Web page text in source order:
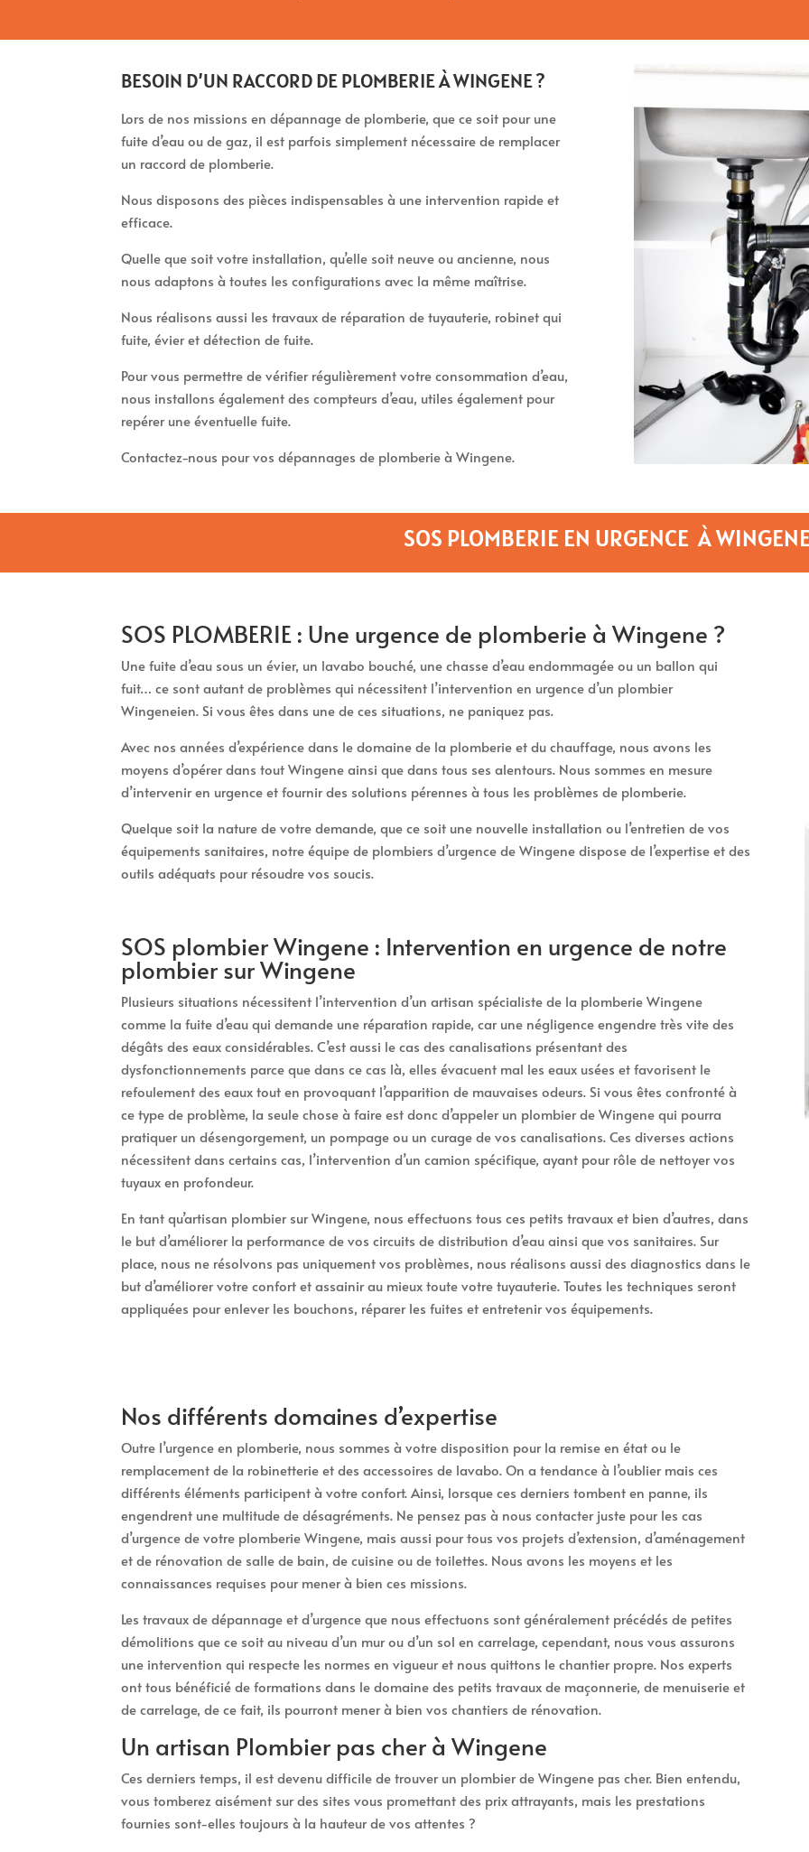
BESOIN D’UN RACCORD DE PLOMBERIE À WINGENE ?
Lors de nos missions en dépannage de plomberie, que ce soit pour une
fuite d’eau ou de gaz, il est parfois simplement nécessaire de remplacer
un raccord de plomberie.
Nous disposons des pièces indispensables à une intervention rapide et
efficace.
Quelle que soit votre installation, qu’elle soit neuve ou ancienne, nous
nous adaptons à toutes les configurations avec la même maîtrise.
Nous réalisons aussi les travaux de réparation de tuyauterie, robinet qui
fuite, évier et détection de fuite.
Pour vous permettre de vérifier régulièrement votre consommation d’eau,
nous installons également des compteurs d’eau, utiles également pour
repérer une éventuelle fuite.
Contactez-nous pour vos dépannages de plomberie à Wingene.
SOS PLOMBERIE EN URGENCE À
SOS PLOMBERIE : Une urgence de plomberie à Wingene ?
Une fuite d’eau sous un évier, un lavabo bouché, une chasse d’eau endommagée ou un ballon qui
fuit… ce sont autant de problèmes qui nécessitent l’intervention en urgence d’un plombier
Wingeneien. Si vous êtes dans une de ces situations, ne paniquez pas.
Avec nos années d’expérience dans le domaine de la plomberie et du chauffage, nous avons les
moyens d’opérer dans tout Wingene ainsi que dans tous ses alentours. Nous sommes en mesure
d’intervenir en urgence et fournir des solutions pérennes à tous les problèmes de plomberie.
Quelque soit la nature de votre demande, que ce soit une nouvelle installation ou l’entretien de vos
équipements sanitaires, notre équipe de plombiers d’urgence de Wingene dispose de l’expertise et des
outils adéquats pour résoudre vos soucis.
SOS plombier Wingene : Intervention en urgence de notre
plombier sur Wingene
Plusieurs situations nécessitent l’intervention d’un artisan spécialiste de la plomberie Wingene
comme la fuite d’eau qui demande une réparation rapide, car une négligence engendre très vite des
dégâts des eaux considérables. C’est aussi le cas des canalisations présentant des
dysfonctionnements parce que dans ce cas là, elles évacuent mal les eaux usées et favorisent le
refoulement des eaux tout en provoquant l’apparition de mauvaises odeurs. Si vous êtes confronté à
ce type de problème, la seule chose à faire est donc d’appeler un plombier de Wingene qui pourra
pratiquer un désengorgement, un pompage ou un curage de vos canalisations. Ces diverses actions
nécessitent dans certains cas, l’intervention d’un camion spécifique, ayant pour rôle de nettoyer vos
tuyaux en profondeur.
En tant qu’artisan plombier sur Wingene, nous effectuons tous ces petits travaux et bien d’autres, dans
le but d’améliorer la performance de vos circuits de distribution d’eau ainsi que vos sanitaires. Sur
place, nous ne résolvons pas uniquement vos problèmes, nous réalisons aussi des diagnostics dans le
but d’améliorer votre confort et assainir au mieux toute votre tuyauterie. Toutes les techniques seront
appliquées pour enlever les bouchons, réparer les fuites et entretenir vos équipements.
Nos différents domaines d’expertise
Outre l’urgence en plomberie, nous sommes à votre disposition pour la remise en état ou le
remplacement de la robinetterie et des accessoires de lavabo. On a tendance à l’oublier mais ces
différents éléments participent à votre confort. Ainsi, lorsque ces derniers tombent en panne, ils
engendrent une multitude de désagréments. Ne pensez pas à nous contacter juste pour les cas
d’urgence de votre plomberie Wingene, mais aussi pour tous vos projets d’extension, d’aménagement
et de rénovation de salle de bain, de cuisine ou de toilettes. Nous avons les moyens et les
connaissances requises pour mener à bien ces missions.
Les travaux de dépannage et d’urgence que nous effectuons sont généralement précédés de petites
démolitions que ce soit au niveau d’un mur ou d’un sol en carrelage, cependant, nous vous assurons
une intervention qui respecte les normes en vigueur et nous quittons le chantier propre. Nos experts
ont tous bénéficié de formations dans le domaine des petits travaux de maçonnerie, de menuiserie et
de carrelage, de ce fait, ils pourront mener à bien vos chantiers de rénovation.
Un artisan Plombier pas cher à Wingene
Ces derniers temps, il est devenu difficile de trouver un plombier de Wingene pas cher. Bien entendu,
vous tomberez aisément sur des sites vous promettant des prix attrayants, mais les prestations
fournies sont-elles toujours à la hauteur de vos attentes ?